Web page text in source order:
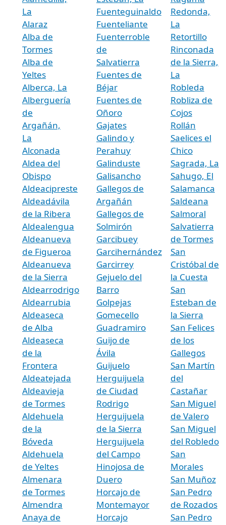
La
Alaraz
Alba de
Tormes
Alba de
Yeltes
Alberca, La
Alberguería
de
Argañán,
La
Alconada
Aldea del
Obispo
Aldeacipreste
Aldeadávila
de la Ribera
Aldealengua
Aldeanueva
de Figueroa
Aldeanueva
de la Sierra
Aldearrodrigo
Aldearrubia
Aldeaseca
de Alba
Aldeaseca
de la
Frontera
Aldeatejada
Aldeavieja
de Tormes
Aldehuela
de la
Bóveda
Aldehuela
de Yeltes
Almenara
de Tormes
Almendra
Anaya de
Fuenteguinaldo
Fuenteliante
Fuenterroble
de
Salvatierra
Fuentes de
Béjar
Fuentes de
Oñoro
Gajates
Galindo y
Perahuy
Galinduste
Galisancho
Gallegos de
Argañán
Gallegos de
Solmirón
Garcibuey
Garcihernández
Garcirrey
Gejuelo del
Barro
Golpejas
Gomecello
Guadramiro
Guijo de
Ávila
Guijuelo
Herguijuela
de Ciudad
Rodrigo
Herguijuela
de la Sierra
Herguijuela
del Campo
Hinojosa de
Duero
Horcajo de
Montemayor
Horcajo
Redonda,
La
Retortillo
Rinconada
de la Sierra,
La
Robleda
Robliza de
Cojos
Rollán
Saelices el
Chico
Sagrada, La
Sahugo, El
Salamanca
Saldeana
Salmoral
Salvatierra
de Tormes
San
Cristóbal de
la Cuesta
San
Esteban de
la Sierra
San Felices
de los
Gallegos
San Martín
del
Castañar
San Miguel
de Valero
San Miguel
del Robledo
San
Morales
San Muñoz
San Pedro
de Rozados
San Pedro